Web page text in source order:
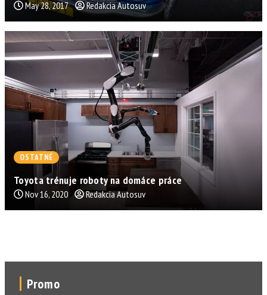
May 28, 2017 Redakcia Autosuv
OSTATNÉ
Toyota trénuje roboty na domáce práce
Nov 16, 2020 Redakcia Autosuv
Promo